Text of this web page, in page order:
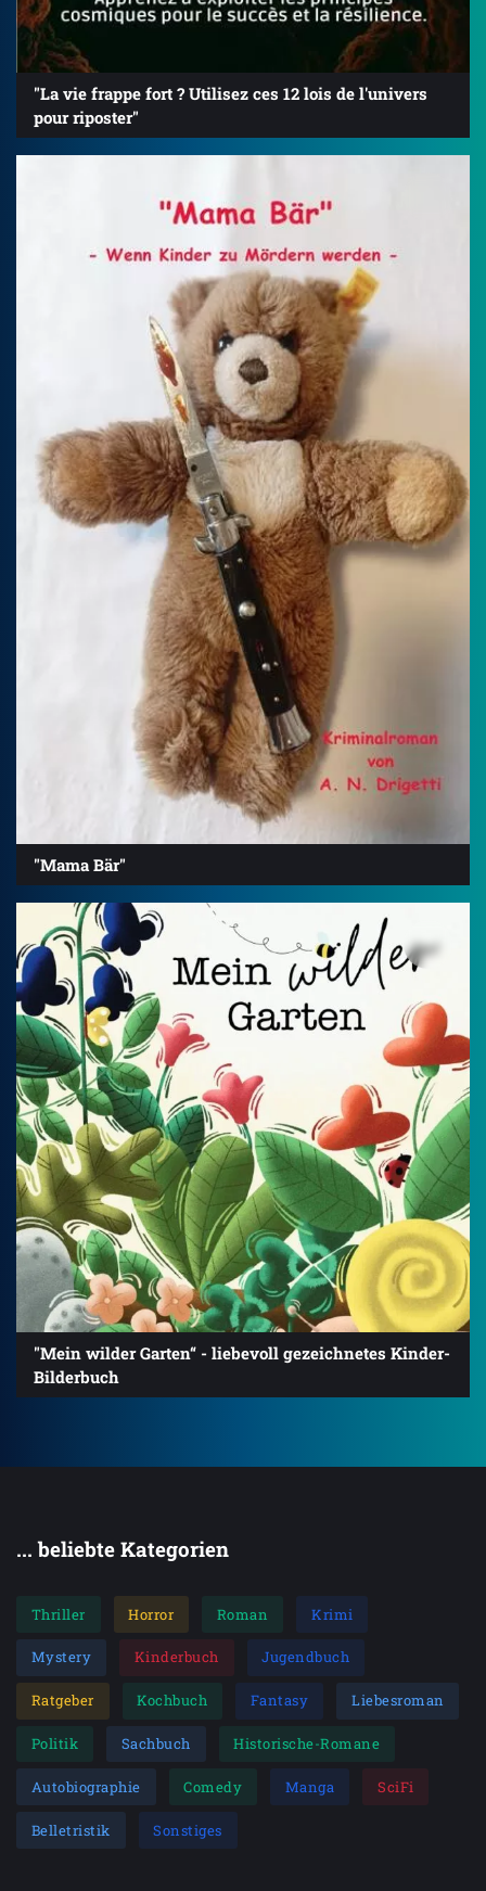
"La vie frappe fort ? Utilisez ces 12 lois de l'univers
pour riposter"
"Mama Bär"
"Mein wilder Garten“ - liebevoll gezeichnetes Kinder-
Bilderbuch
... beliebte Kategorien
Thriller Horror Roman Krimi
Mystery Kinderbuch Jugendbuch
Ratgeber Kochbuch Fantasy Liebesroman
Politik Sachbuch Historische-Romane
Autobiographie Comedy Manga SciFi
Belletristik Sonstiges